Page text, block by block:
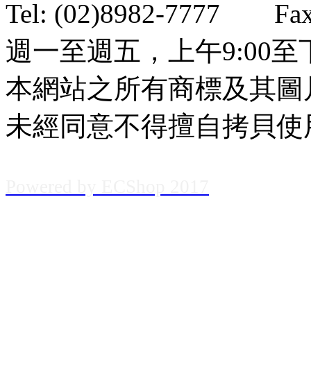
Tel: (02)8982-7777
週一至週五，上午9:00至
本網站之所有商標及其
未經同意不得擅自拷貝使